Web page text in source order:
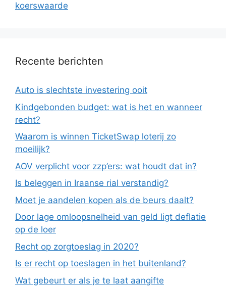
koerswaarde
Recente berichten
Auto is slechtste investering ooit
Kindgebonden budget: wat is het en wanneer
recht?
Waarom is winnen TicketSwap loterij zo
moeilijk?
AOV verplicht voor zzp’ers: wat houdt dat in?
Is beleggen in Iraanse rial verstandig?
Moet je aandelen kopen als de beurs daalt?
Door lage omloopsnelheid van geld ligt deflatie
op de loer
Recht op zorgtoeslag in 2020?
Is er recht op toeslagen in het buitenland?
Wat gebeurt er als je te laat aangifte